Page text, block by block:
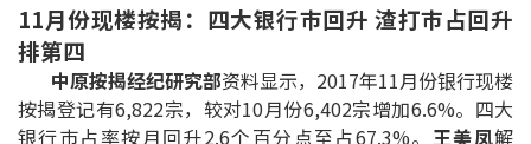
印花税计算
免费物业估价
下载中心
11月份现楼按揭：四大银行巿回升 渣打巿占回升
排第四
中原按揭经纪研究部资料显示，2017年11月份银行现楼
按揭登记有6,822宗，较对10月份6,402宗增加6.6%。四大
银行巿占率按月回升2.6个百分点至占67.3%。 王美凤解